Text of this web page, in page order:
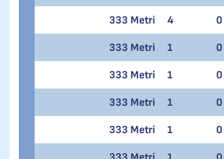
333 Metri 4 0
333 Metri 1 0
333 Metri 1 0
333 Metri 1 0
333 Metri 1 0